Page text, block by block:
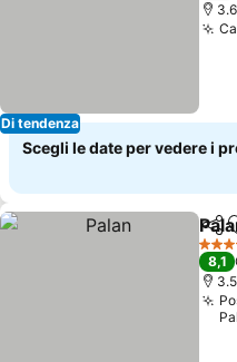
Di tendenza
Scegli le date per vedere i
4
8,1